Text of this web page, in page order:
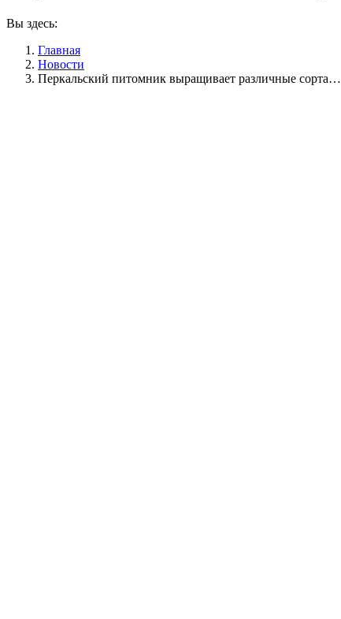
Вы здесь:
Главная
Новости
Перкальский питомник выращивает различные сорта…